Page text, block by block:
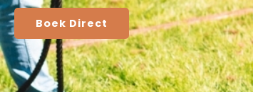
Boek Direct